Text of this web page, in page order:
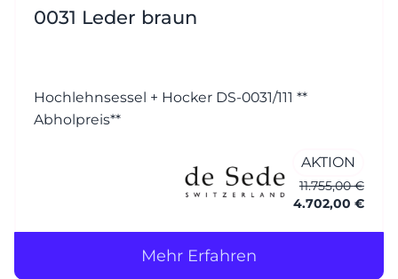
0031 Leder braun
Hochlehnsessel + Hocker DS-0031/111 **
Abholpreis**
AKTION
11.755,00 €
4.702,00 €
Mehr Erfahren